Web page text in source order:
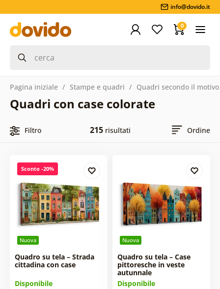
info@dovido.it
0
Pagina iniziale Stampe e quadri Quadri secondo il motivo
Quadri con case colorate
Filtro 215risultati Ordine
Nuova
Sconto -20%
Quadro su tela – Strada
cittadina con case
Disponibile
Nuova
Quadro su tela – Case
pittoresche in veste
autunnale
Disponibile